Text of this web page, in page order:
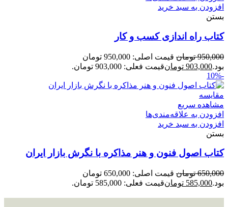
افزودن به سبد خرید
بستن
کتاب راه‌ اندازی کسب‌ و‌ کار
950,000 تومان
قیمت اصلی: 950,000 تومان
بود.903,000 تومانقیمت فعلی: 903,000 تومان.
-10%
مقایسه
مشاهده سریع
افزودن به علاقه‌مندی‌ها
افزودن به سبد خرید
بستن
کتاب اصول فنون و هنر مذاکره با نگرش بازار ایران
650,000 تومان
قیمت اصلی: 650,000 تومان
بود.585,000 تومانقیمت فعلی: 585,000 تومان.